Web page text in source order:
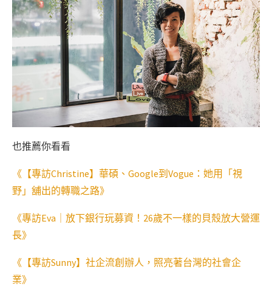
也推薦你看看
《【專訪Christine】華碩、Google到Vogue：她用「視
野」舖出的轉職之路》
《專訪Eva｜放下銀行玩募資！26歲不一樣的貝殼放大營運
長》
《【專訪Sunny】社企流創辦人，照亮著台灣的社會企
業》